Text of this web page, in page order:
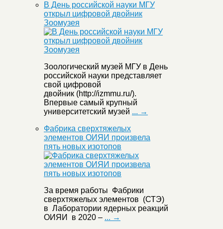
В День российской науки МГУ
открыл цифровой двойник
Зоомузея
Зоологический музей МГУ в День
российской науки представляет
свой цифровой
двойник (http://izmmu.ru/).
Впервые самый крупный
университетский музей ... →
Фабрика сверхтяжелых
элементов ОИЯИ произвела
пять новых изотопов
За время работы Фабрики
сверхтяжелых элементов (СТЭ)
в Лаборатории ядерных реакций
ОИЯИ в 2020 – ... →